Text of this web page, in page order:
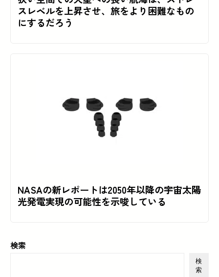
スレベルを上昇させ、旅をより困難なもの
にするだろう
NASAの新レポートは2050年以降の宇宙太陽
光発電実現の可能性を示唆している
検索
検
索